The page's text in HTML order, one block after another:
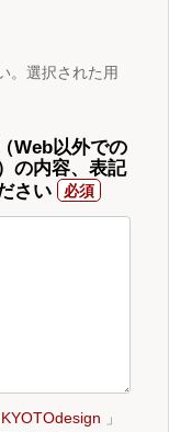
。選択された用
Web以外での
の内容、表記
さい
」